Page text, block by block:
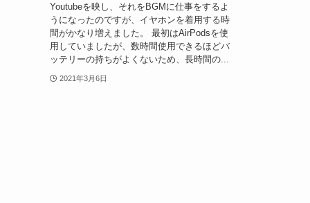
Youtubeを映し、それをBGMに仕事をするよ
うになったのですが、イヤホンを着用する時
間がかなり増えました。 最初はAirPodsを使
用していましたが、数時間使用できるほどバ
ッテリーの持ちがよくないため、長時間の...
2021年3月6日